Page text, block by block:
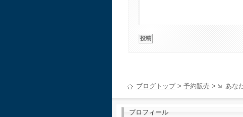
ブログトップ> 予約販売 > あな
プロフィール